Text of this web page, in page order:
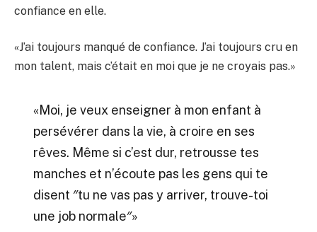
confiance en elle.
«J’ai toujours manqué de confiance. J’ai toujours cru en
mon talent, mais c’était en moi que je ne croyais pas.»
«Moi, je veux enseigner à mon enfant à
persévérer dans la vie, à croire en ses
rêves. Même si c’est dur, retrousse tes
manches et n’écoute pas les gens qui te
disent ″tu ne vas pas y arriver, trouve-toi
une job normale″»